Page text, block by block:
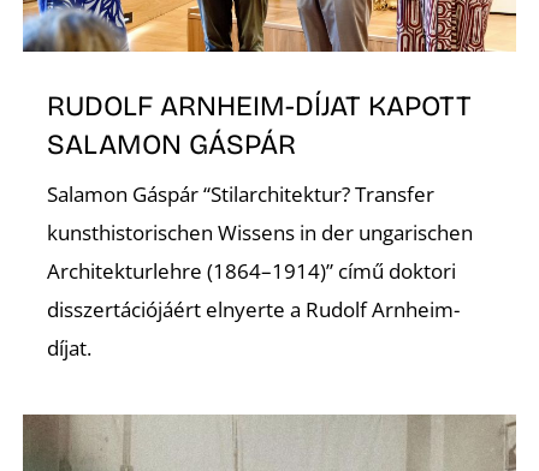
RUDOLF ARNHEIM-DÍJAT KAPOTT
SALAMON GÁSPÁR
Salamon Gáspár “Stilarchitektur? Transfer
kunsthistorischen Wissens in der ungarischen
Architekturlehre (1864–1914)” című doktori
disszertációjáért elnyerte a Rudolf Arnheim-
díjat.